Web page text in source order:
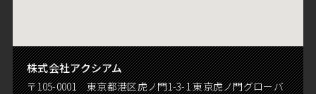
株式会社アクシアム
〒105-0001 東京都港区虎ノ門1-3-1 東京虎ノ門グローバ